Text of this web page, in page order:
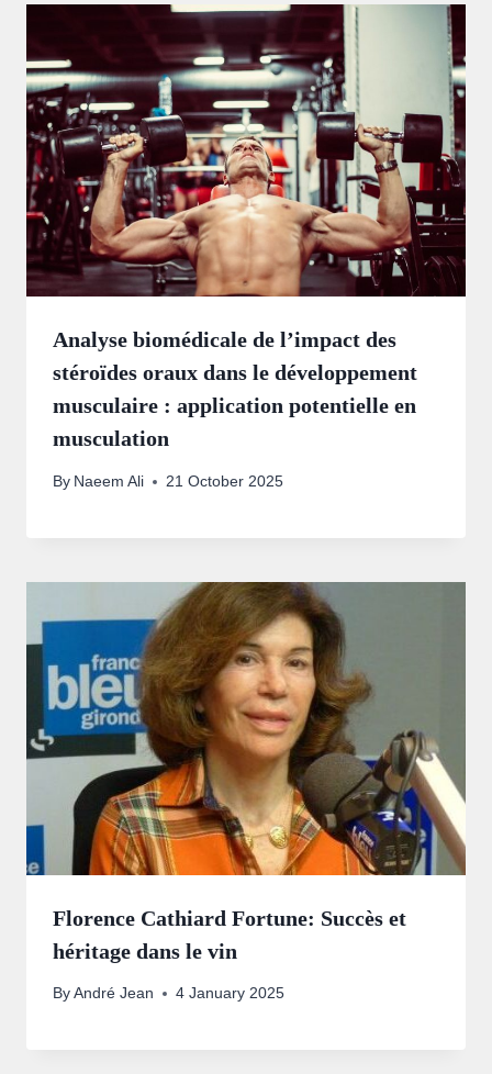
Analyse biomédicale de l’impact des
stéroïdes oraux dans le développement
musculaire : application potentielle en
musculation
By Naeem Ali 21 October 2025
Florence Cathiard Fortune: Succès et
héritage dans le vin
By André Jean 4 January 2025